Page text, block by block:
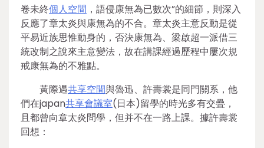
卷未終個人空間 ，語侵康無為已數次”的細節，則深入
反應了章太炎與康無為的不合。章太炎主意反動是從
平易近族思惟動身的，否決康無為、梁啟超一派借三
統改制之說來主意變法，故在講課經過歷程中屢次規
戒康無為的不雅點。
黃際遇共享空間與魯迅、許壽裳是同門關系，他
們在japan共享會議室(日本)留學的時光多有交疊，
且都曾向章太炎問學，但并不在一路上課。據許壽裳
回想：